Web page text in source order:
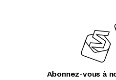
Abonnez-vous à